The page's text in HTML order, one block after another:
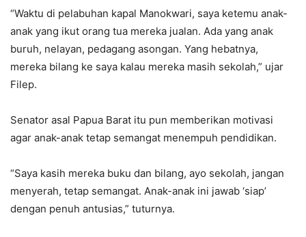
“Waktu di pelabuhan kapal Manokwari, saya ketemu anak-
anak yang ikut orang tua mereka jualan. Ada yang anak
buruh, nelayan, pedagang asongan. Yang hebatnya,
mereka bilang ke saya kalau mereka masih sekolah,” ujar
Filep.
Senator asal Papua Barat itu pun memberikan motivasi
agar anak-anak tetap semangat menempuh pendidikan.
“Saya kasih mereka buku dan bilang, ayo sekolah, jangan
menyerah, tetap semangat. Anak-anak ini jawab ‘siap’
dengan penuh antusias,” tuturnya.